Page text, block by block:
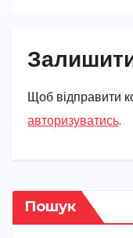
Щоб відправити
авторизуватись.
Пошук